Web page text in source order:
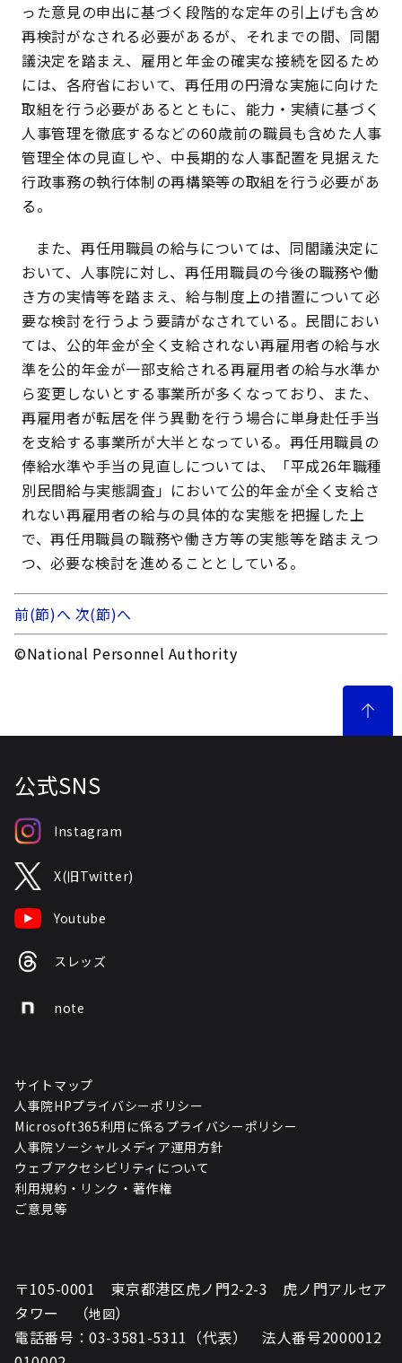
った意見の申出に基づく段階的な定年の引上げも含め
再検討がなされる必要があるが、それまでの間、同閣
議決定を踏まえ、雇用と年金の確実な接続を図るため
には、各府省において、再任用の円滑な実施に向けた
取組を行う必要があるとともに、能力・実績に基づく
人事管理を徹底するなどの60歳前の職員も含めた人事
管理全体の見直しや、中長期的な人事配置を見据えた
行政事務の執行体制の再構築等の取組を行う必要があ
る。
また、再任用職員の給与については、同閣議決定に
おいて、人事院に対し、再任用職員の今後の職務や働
き方の実情等を踏まえ、給与制度上の措置について必
要な検討を行うよう要請がなされている。民間におい
ては、公的年金が全く支給されない再雇用者の給与水
準を公的年金が一部支給される再雇用者の給与水準か
ら変更しないとする事業所が多くなっており、また、
再雇用者が転居を伴う異動を行う場合に単身赴任手当
を支給する事業所が大半となっている。再任用職員の
俸給水準や手当の見直しについては、「平成26年職種
別民間給与実態調査」において公的年金が全く支給さ
れない再雇用者の給与の具体的な実態を把握した上
で、再任用職員の職務や働き方等の実態等を踏まえつ
つ、必要な検討を進めることとしている。
前(節)へ 次(節)へ
©National Personnel Authority
公式SNS
Instagram
X(旧Twitter)
Youtube
スレッズ
note
サイトマップ
人事院HPプライバシーポリシー
Microsoft365利用に係るプライバシーポリシー
人事院ソーシャルメディア運用方針
ウェブアクセシビリティについて
利用規約・リンク・著作権
ご意見等
〒105-0001 東京都港区虎ノ門2-2-3 虎ノ門アルセア
タワー （地図）
電話番号：03-3581-5311（代表） 法人番号2000012